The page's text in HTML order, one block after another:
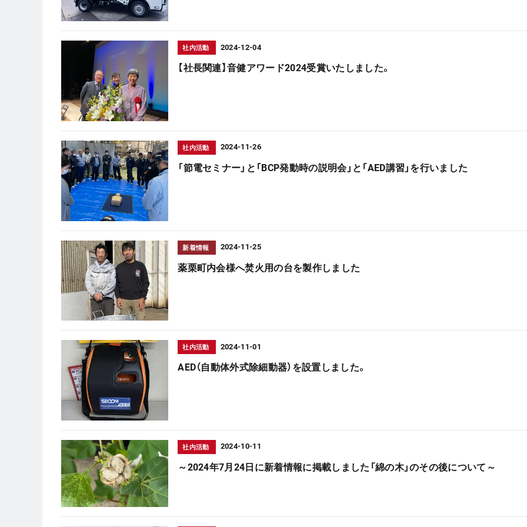
社内活動 2024-12-04
【社長関連】音健アワード2024受賞いたしました。
社内活動 2024-11-26
「節電セミナー」と「BCP発動時の説明会」と「AED講習」を行いました
新着情報 2024-11-25
薬栗町内会様へ焚火用の台を製作しました
社内活動 2024-11-01
AED（自動体外式除細動器）を設置しました。
社内活動 2024-10-11
～2024年7月24日に新着情報に掲載しました「綿の木」のその後について～